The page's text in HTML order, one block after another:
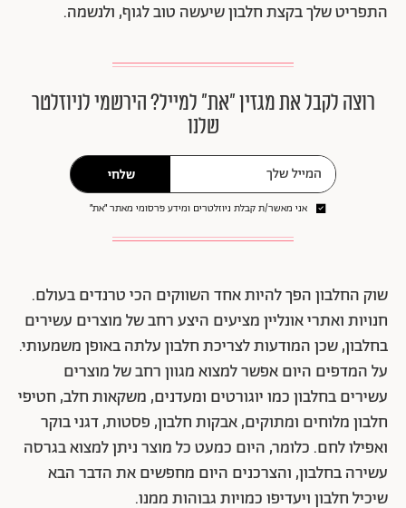
התפריט שלך בקצת חלבון שיעשה טוב לגוף, ולנשמה.
רוצה לקבל את מגזין ״את״ למייל? הירשמי לניוזלטר
שלנו
שלחי
אני מאשר/ת קבלת ניוזלטרים ומידע פרסומי מאתר ״את״
שוק החלבון הפך להיות אחד השווקים הכי טרנדים בעולם.
חנויות ואתרי אונליין מציעים היצע רחב של מוצרים עשירים
בחלבון, שכן המודעות לצריכת חלבון עלתה באופן משמעותי.
על המדפים היום אפשר למצוא מגוון רחב של מוצרים
עשירים בחלבון כמו יוגורטים ומעדנים, משקאות חלב, חטיפי
חלבון מלוחים ומתוקים, אבקות חלבון, פסטות, דגני בוקר
ואפילו לחם. כלומר, היום כמעט כל מוצר ניתן למצוא בגרסה
עשירה בחלבון, והצרכנים היום מחפשים את הדבר הבא
שיכיל חלבון ויעדיפו כמויות גבוהות ממנו.